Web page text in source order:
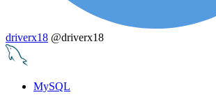
driverx18 @driverx18
MySQL